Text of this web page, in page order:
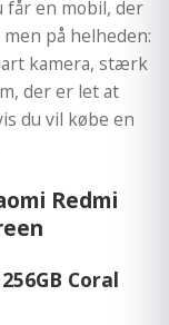
får en mobil, der
på helheden:
kamera, stærk
der er let at
du vil købe en
Redmi
Coral